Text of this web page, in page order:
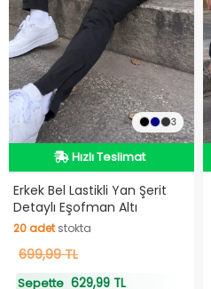
3
Hızlı Teslimat
Hızlı Teslimat
Erkek Bel Lastikli Yan Şerit
Detaylı Eşofman Altı
20adetstokta
20adetstokta
699,99 TL
Sepette 629,99 TL